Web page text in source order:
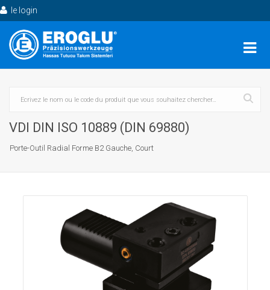
le login
VDI DIN ISO 10889 (DIN 69880)
Porte-Outil Radial Forme B2 Gauche, Court